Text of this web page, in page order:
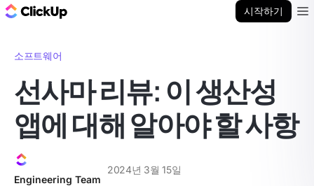
시작하기
소프트웨어
선사마 리뷰: 이 생산성
앱에 대해 알아야 할 사항
Engineering Team
2024년 3월 15일